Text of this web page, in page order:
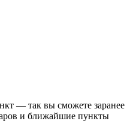
— так вы сможете заранее
и ближайшие пункты